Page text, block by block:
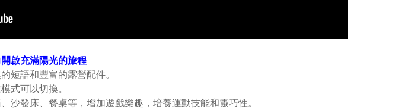
啟充滿陽光的旅程
短語和豐富的露營配件。
式可以切換。
沙發床、餐桌等，增加遊戲樂趣，培養運動技能和靈巧性。